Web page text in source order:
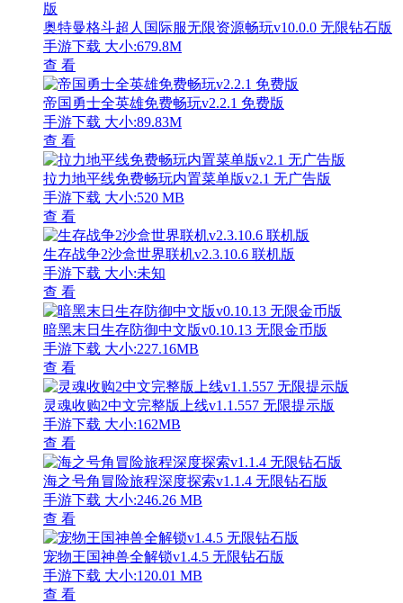
奥特曼格斗超人国际服无限资源畅玩v10.0.0 无限钻石版
手游下载 大小:679.8M
查 看
帝国勇士全英雄免费畅玩v2.2.1 免费版
手游下载 大小:89.83M
查 看
拉力地平线免费畅玩内置菜单版v2.1 无广告版
手游下载 大小:520 MB
查 看
生存战争2沙盒世界联机v2.3.10.6 联机版
手游下载 大小:未知
查 看
暗黑末日生存防御中文版v0.10.13 无限金币版
手游下载 大小:227.16MB
查 看
灵魂收购2中文完整版上线v1.1.557 无限提示版
手游下载 大小:162MB
查 看
海之号角冒险旅程深度探索v1.1.4 无限钻石版
手游下载 大小:246.26 MB
查 看
宠物王国神兽全解锁v1.4.5 无限钻石版
手游下载 大小:120.01 MB
查 看